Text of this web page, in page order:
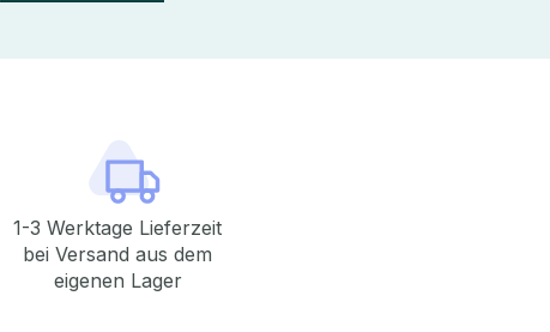
1-3 Werktage Lieferzeit
bei Versand aus dem
eigenen Lager